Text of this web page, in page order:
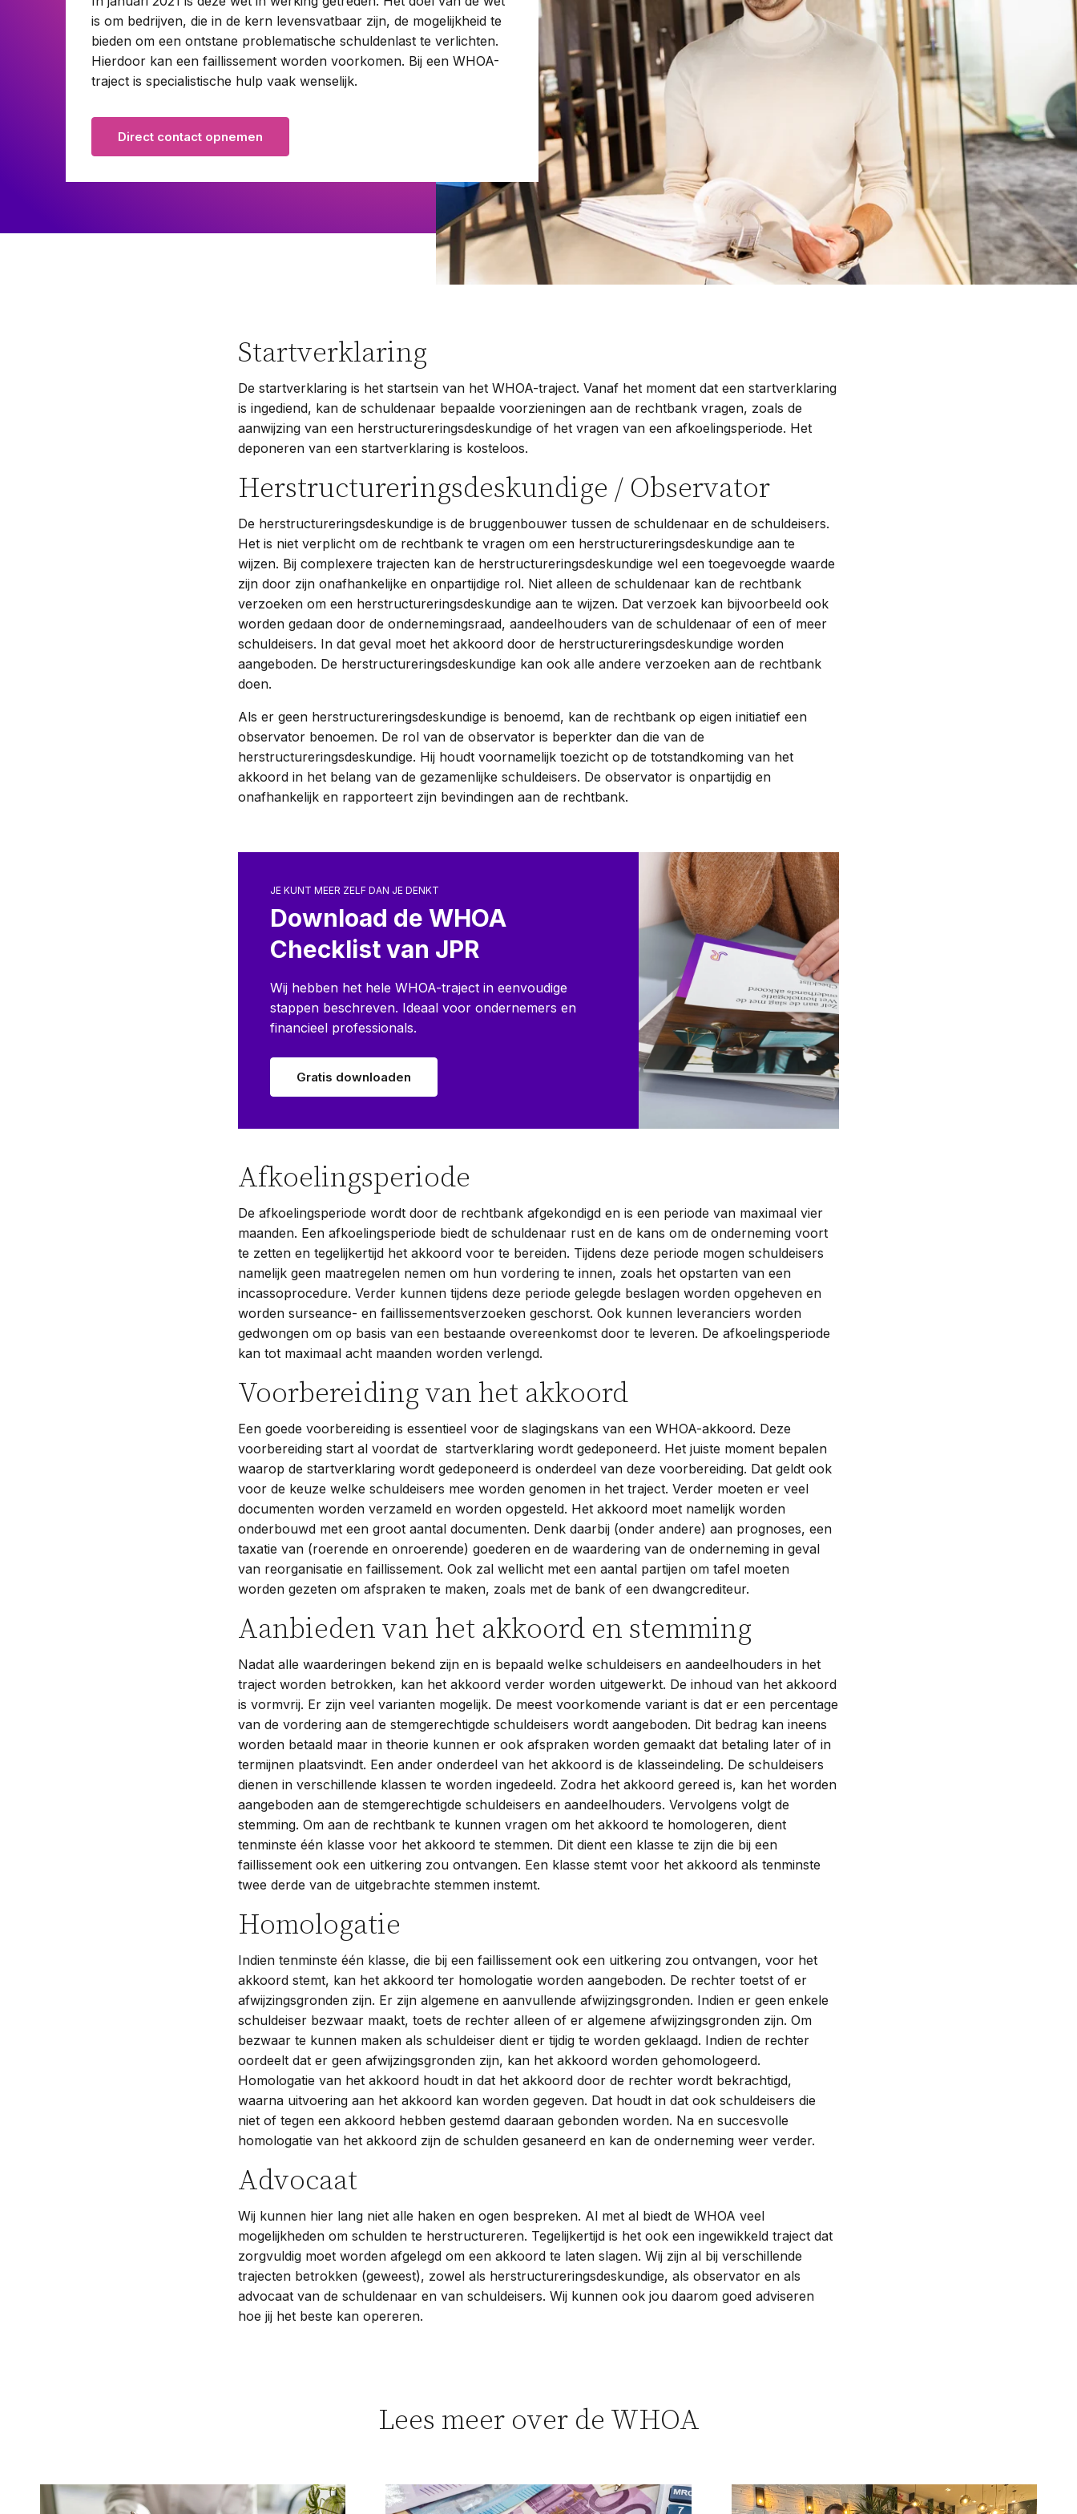
Pensioenrecht
Privacyrecht
Vastgoedrecht
Verzekeringsrecht
Volkshuisvestingsrecht
Woningwet
Taal:
is om bedrijven, die in de kern levensvatbaar zijn, de mogelijkheid te
bieden om een ontstane problematische schuldenlast te verlichten.
Hierdoor kan een faillissement worden voorkomen. Bij een WHOA-
traject is specialistische hulp vaak wenselijk.
Direct contact opnemen
Startverklaring
De startverklaring is het startsein van het WHOA-traject. Vanaf het moment dat een startverklaring
is ingediend, kan de schuldenaar bepaalde voorzieningen aan de rechtbank vragen, zoals de
aanwijzing van een herstructureringsdeskundige of het vragen van een afkoelingsperiode. Het
deponeren van een startverklaring is kosteloos.
Herstructureringsdeskundige / Observator
De herstructureringsdeskundige is de bruggenbouwer tussen de schuldenaar en de schuldeisers.
Het is niet verplicht om de rechtbank te vragen om een herstructureringsdeskundige aan te
wijzen. Bij complexere trajecten kan de herstructureringsdeskundige wel een toegevoegde waarde
zijn door zijn onafhankelijke en onpartijdige rol. Niet alleen de schuldenaar kan de rechtbank
verzoeken om een herstructureringsdeskundige aan te wijzen. Dat verzoek kan bijvoorbeeld ook
worden gedaan door de ondernemingsraad, aandeelhouders van de schuldenaar of een of meer
schuldeisers. In dat geval moet het akkoord door de herstructureringsdeskundige worden
aangeboden. De herstructureringsdeskundige kan ook alle andere verzoeken aan de rechtbank
doen.
Als er geen herstructureringsdeskundige is benoemd, kan de rechtbank op eigen initiatief een
observator benoemen. De rol van de observator is beperkter dan die van de
herstructureringsdeskundige. Hij houdt voornamelijk toezicht op de totstandkoming van het
akkoord in het belang van de gezamenlijke schuldeisers. De observator is onpartijdig en
onafhankelijk en rapporteert zijn bevindingen aan de rechtbank.
JE KUNT MEER ZELF DAN JE DENKT
Download de WHOA
Checklist van JPR
Wij hebben het hele WHOA-traject in eenvoudige
stappen beschreven. Ideaal voor ondernemers en
financieel professionals.
Gratis downloaden
Afkoelingsperiode
De afkoelingsperiode wordt door de rechtbank afgekondigd en is een periode van maximaal vier
maanden. Een afkoelingsperiode biedt de schuldenaar rust en de kans om de onderneming voort
te zetten en tegelijkertijd het akkoord voor te bereiden. Tijdens deze periode mogen schuldeisers
namelijk geen maatregelen nemen om hun vordering te innen, zoals het opstarten van een
incassoprocedure. Verder kunnen tijdens deze periode gelegde beslagen worden opgeheven en
worden surseance- en faillissementsverzoeken geschorst. Ook kunnen leveranciers worden
gedwongen om op basis van een bestaande overeenkomst door te leveren. De afkoelingsperiode
kan tot maximaal acht maanden worden verlengd.
Voorbereiding van het akkoord
Een goede voorbereiding is essentieel voor de slagingskans van een WHOA-akkoord. Deze
voorbereiding start al voordat de startverklaring wordt gedeponeerd. Het juiste moment bepalen
waarop de startverklaring wordt gedeponeerd is onderdeel van deze voorbereiding. Dat geldt ook
voor de keuze welke schuldeisers mee worden genomen in het traject. Verder moeten er veel
documenten worden verzameld en worden opgesteld. Het akkoord moet namelijk worden
onderbouwd met een groot aantal documenten. Denk daarbij (onder andere) aan prognoses, een
taxatie van (roerende en onroerende) goederen en de waardering van de onderneming in geval
van reorganisatie en faillissement. Ook zal wellicht met een aantal partijen om tafel moeten
worden gezeten om afspraken te maken, zoals met de bank of een dwangcrediteur.
Aanbieden van het akkoord en stemming
Nadat alle waarderingen bekend zijn en is bepaald welke schuldeisers en aandeelhouders in het
traject worden betrokken, kan het akkoord verder worden uitgewerkt. De inhoud van het akkoord
is vormvrij. Er zijn veel varianten mogelijk. De meest voorkomende variant is dat er een percentage
van de vordering aan de stemgerechtigde schuldeisers wordt aangeboden. Dit bedrag kan ineens
worden betaald maar in theorie kunnen er ook afspraken worden gemaakt dat betaling later of in
termijnen plaatsvindt. Een ander onderdeel van het akkoord is de klasseindeling. De schuldeisers
dienen in verschillende klassen te worden ingedeeld. Zodra het akkoord gereed is, kan het worden
aangeboden aan de stemgerechtigde schuldeisers en aandeelhouders. Vervolgens volgt de
stemming. Om aan de rechtbank te kunnen vragen om het akkoord te homologeren, dient
tenminste één klasse voor het akkoord te stemmen. Dit dient een klasse te zijn die bij een
faillissement ook een uitkering zou ontvangen. Een klasse stemt voor het akkoord als tenminste
twee derde van de uitgebrachte stemmen instemt.
Homologatie
Indien tenminste één klasse, die bij een faillissement ook een uitkering zou ontvangen, voor het
akkoord stemt, kan het akkoord ter homologatie worden aangeboden. De rechter toetst of er
afwijzingsgronden zijn. Er zijn algemene en aanvullende afwijzingsgronden. Indien er geen enkele
schuldeiser bezwaar maakt, toets de rechter alleen of er algemene afwijzingsgronden zijn. Om
bezwaar te kunnen maken als schuldeiser dient er tijdig te worden geklaagd. Indien de rechter
oordeelt dat er geen afwijzingsgronden zijn, kan het akkoord worden gehomologeerd.
Homologatie van het akkoord houdt in dat het akkoord door de rechter wordt bekrachtigd,
waarna uitvoering aan het akkoord kan worden gegeven. Dat houdt in dat ook schuldeisers die
niet of tegen een akkoord hebben gestemd daaraan gebonden worden. Na en succesvolle
homologatie van het akkoord zijn de schulden gesaneerd en kan de onderneming weer verder.
Advocaat
Wij kunnen hier lang niet alle haken en ogen bespreken. Al met al biedt de WHOA veel
mogelijkheden om schulden te herstructureren. Tegelijkertijd is het ook een ingewikkeld traject dat
zorgvuldig moet worden afgelegd om een akkoord te laten slagen. Wij zijn al bij verschillende
trajecten betrokken (geweest), zowel als herstructureringsdeskundige, als observator en als
advocaat van de schuldenaar en van schuldeisers. Wij kunnen ook jou daarom goed adviseren
hoe jij het beste kan opereren.
Lees meer over de WHOA